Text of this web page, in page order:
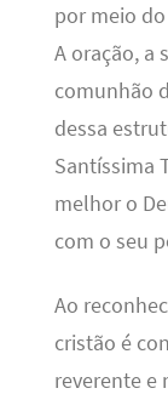
por meio
A oração, a
comunhão
dessa
Santíssima
melhor o
com o seu
Ao
cristão é
reverente e